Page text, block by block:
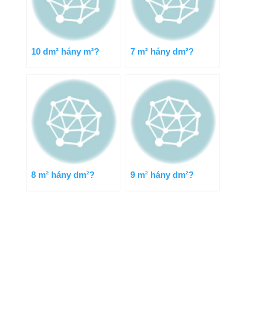
10 dm² hány m²? 7 m² hány dm²?
8 m² hány dm²? 9 m² hány dm²?